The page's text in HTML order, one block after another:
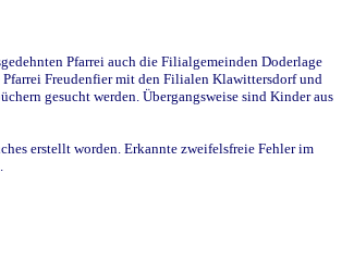
Pfarrei auch die Filialgemeinden Doderlage
Freudenfier mit den Filialen Klawittersdorf und
gesucht werden. Übergangsweise sind Kinder aus
erstellt worden. Erkannte zweifelsfreie Fehler im